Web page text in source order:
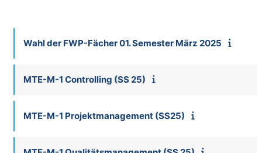
Wahl der FWP-Fächer 01. Semester März 2025
MTE-M-1 Controlling (SS 25)
MTE-M-1 Projektmanagement (SS25)